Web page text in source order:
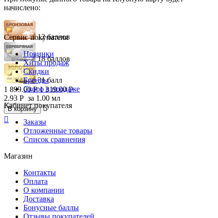
начислено:
12 баллов
18 баллов
31 балл
1 899.00 Р 1 319.00 Р
2.93 Р за 1.00 мл
В корзину


Сервис покупателя
Новинки
Хиты продаж
Скидки
Бренды
Скоро в продаже
Кабинет покупателя
Заказы
Отложенные товары
Список сравнения
Магазин
Контакты
Оплата
О компании
Доставка
Бонусные баллы